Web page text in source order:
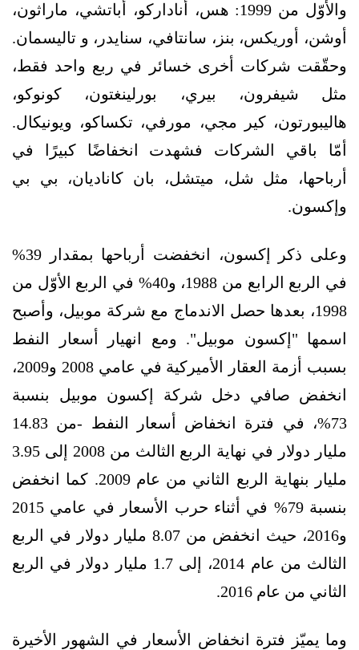
والأوّل من 1999: هس، أناداركو، أباتشي، ماراثون،
أوشن، أوريكس، بنز، سانتافي، سنايدر، و تاليسمان.
وحقّقت شركات أخرى خسائر في ربع واحد فقط،
مثل شيفرون، بيري، بورلينغتون، كونوكو،
هاليبورتون، كير مجي، مورفي، تكساكو، ويونيكال.
أمّا باقي الشركات فشهدت انخفاضًا كبيرًا في
أرباحها، مثل شل، ميتشل، بان كاناديان، بي بي
وإكسون.
وعلى ذكر إكسون، انخفضت أرباحها بمقدار 39%
في الربع الرابع من 1988، و40% في الربع الأوّل من
1998، بعدها حصل الاندماج مع شركة موبيل، وأصبح
اسمها "إكسون موبيل". ومع انهيار أسعار النفط
بسبب أزمة العقار الأميركية في عامي 2008 و2009،
انخفض صافي دخل شركة إكسون موبيل بنسبة
73%، في فترة انخفاض أسعار النفط -من 14.83
مليار دولار في نهاية الربع الثالث من 2008 إلى 3.95
مليار بنهاية الربع الثاني من عام 2009. كما انخفض
بنسبة 79% في أثناء حرب الأسعار في عامي 2015
و2016، حيث انخفض من 8.07 مليار دولار في الربع
الثالث من عام 2014، إلى 1.7 مليار دولار في الربع
الثاني من عام 2016.
وما يميّز فترة انخفاض الأسعار في الشهور الأخيرة